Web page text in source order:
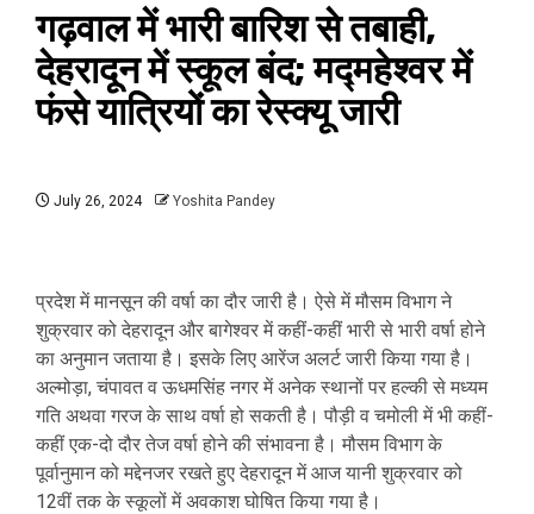
गढ़वाल में भारी बारिश से तबाही,
देहरादून में स्‍कूल बंद; मद्महेश्वर में
फंसे यात्रियों का रेस्‍क्‍यू जारी
July 26, 2024 Yoshita Pandey
प्रदेश में मानसून की वर्षा का दौर जारी है। ऐसे में मौसम विभाग ने
शुक्रवार को देहरादून और बागेश्वर में कहीं-कहीं भारी से भारी वर्षा होने
का अनुमान जताया है। इसके लिए आरेंज अलर्ट जारी किया गया है।
अल्मोड़ा, चंपावत व ऊधमसिंह नगर में अनेक स्थानों पर हल्की से मध्यम
गति अथवा गरज के साथ वर्षा हो सकती है। पौड़ी व चमोली में भी कहीं-
कहीं एक-दो दौर तेज वर्षा होने की संभावना है। मौसम विभाग के
पूर्वानुमान को मद्देनजर रखते हुए देहरादून में आज यानी शुक्रवार को
12वीं तक के स्कूलों में अवकाश घोषित किया गया है।